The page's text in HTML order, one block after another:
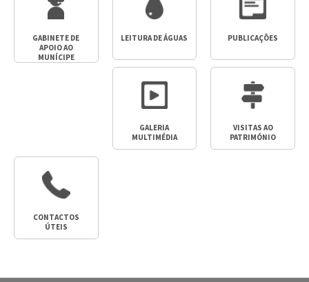
GABINETE DE
APOIO AO
MUNÍCIPE
LEITURA DE ÁGUAS PUBLICAÇÕES
GALERIA
MULTIMÉDIA
VISITAS AO
PATRIMÓNIO
CONTACTOS
ÚTEIS